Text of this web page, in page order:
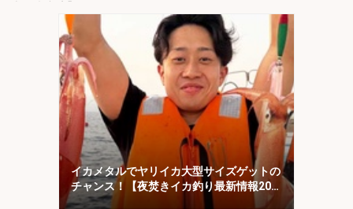
イカメタルでヤリイカ大型サイズゲットの
チャンス！【夜焚きイカ釣り最新情報20
選・福岡】